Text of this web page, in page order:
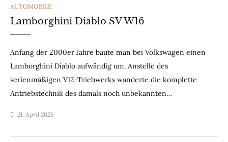
CATEGORIES
AUTOMOBILE
Lamborghini Diablo SV W16
Anfang der 2000er Jahre baute man bei Volkswagen einen
Lamborghini Diablo aufwändig um. Anstelle des
serienmäßigen V12-Triebwerks wanderte die komplette
Antriebstechnik des damals noch unbekannten…
21. April 2026